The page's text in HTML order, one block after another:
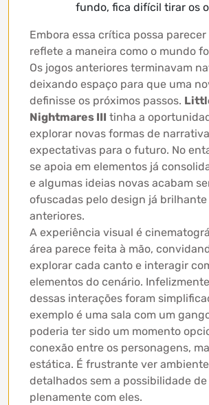
fundo, fica difícil tirar os
Embora essa crítica possa parecer
reflete a maneira como o mundo
Os jogos anteriores terminavam
deixando espaço para que uma
definisse os próximos passos.
Nightmares III tinha a
explorar novas formas de
expectativas para o futuro. No
se apoia em elementos já
e algumas ideias novas acabam
ofuscadas pelo design já
anteriores.
A experiência visual é
área parece feita à mão,
explorar cada canto e interagir
elementos do cenário.
dessas interações foram
exemplo é uma sala com um
poderia ter sido um momento
conexão entre os personagens,
estática. É frustrante ver
detalhados sem a possibilidade
plenamente com eles.